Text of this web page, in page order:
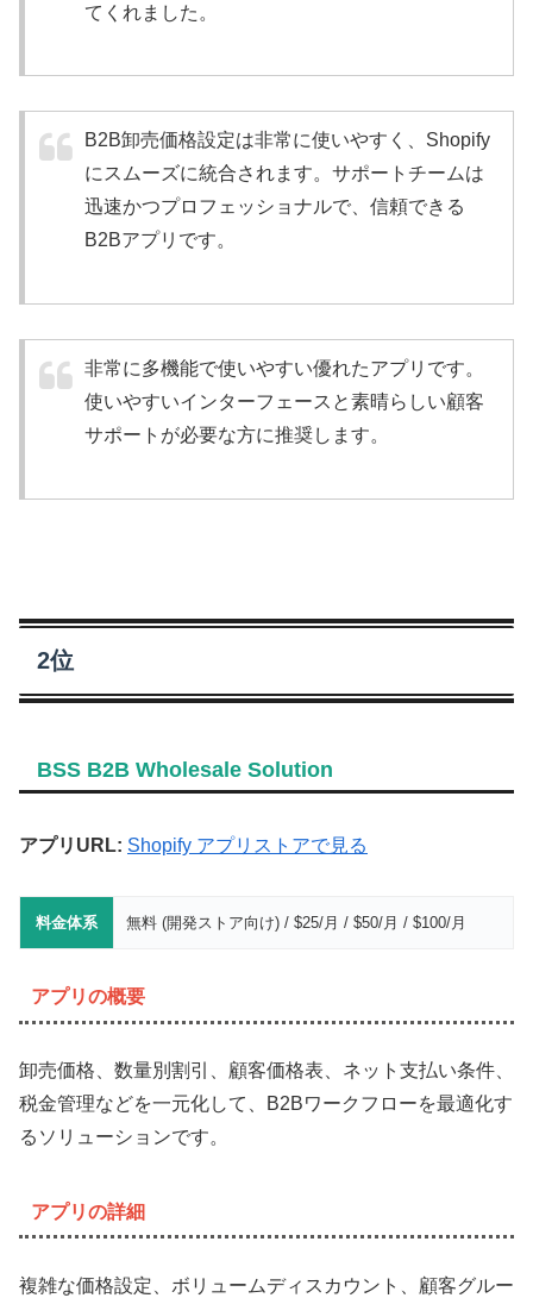
てくれました。
B2B卸売価格設定は非常に使いやすく、Shopify
にスムーズに統合されます。サポートチームは
迅速かつプロフェッショナルで、信頼できる
B2Bアプリです。
非常に多機能で使いやすい優れたアプリです。
使いやすいインターフェースと素晴らしい顧客
サポートが必要な方に推奨します。
2位
BSS B2B Wholesale Solution
アプリURL: Shopify アプリストアで見る
料金体系 無料 (開発ストア向け) / $25/月 / $50/月 / $100/月
アプリの概要
卸売価格、数量別割引、顧客価格表、ネット支払い条件、
税金管理などを一元化して、B2Bワークフローを最適化す
るソリューションです。
アプリの詳細
複雑な価格設定、ボリュームディスカウント、顧客グルー